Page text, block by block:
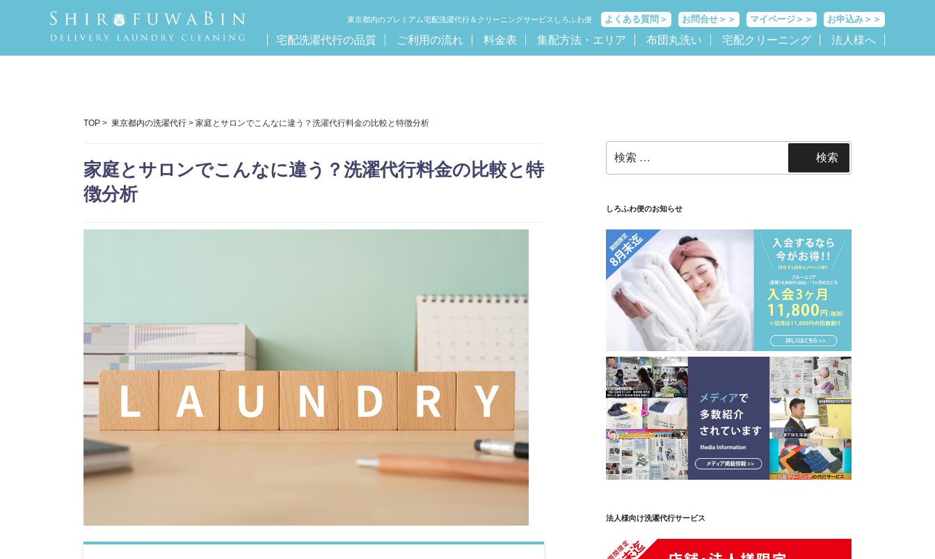
東京都内のプレミアム宅配洗濯代行＆クリーニングサービスしろふわ便 よくある質問＞ お問合せ＞＞ マイページ＞＞ お申込み＞＞
宅配洗濯代行の品質 ご利用の流れ 料金表 集配方法・エリア 布団丸洗い 宅配クリーニング 法人様へ
TOP > 東京都内の洗濯代行 > 家庭とサロンでこんなに違う？洗濯代行料金の比較と特徴分析
家庭とサロンでこんなに違う？洗濯代行料金の比較と特
徴分析
索:
検索
しろふわ便のお知らせ
法人様向け洗濯代行サービス